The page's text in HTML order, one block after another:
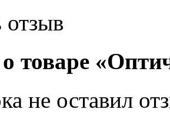
отзыв
товаре
не оставил